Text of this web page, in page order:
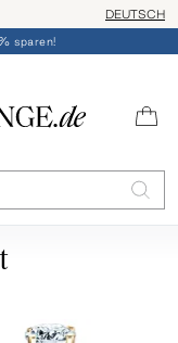
Telefon-
DEUTSCH
sparen!